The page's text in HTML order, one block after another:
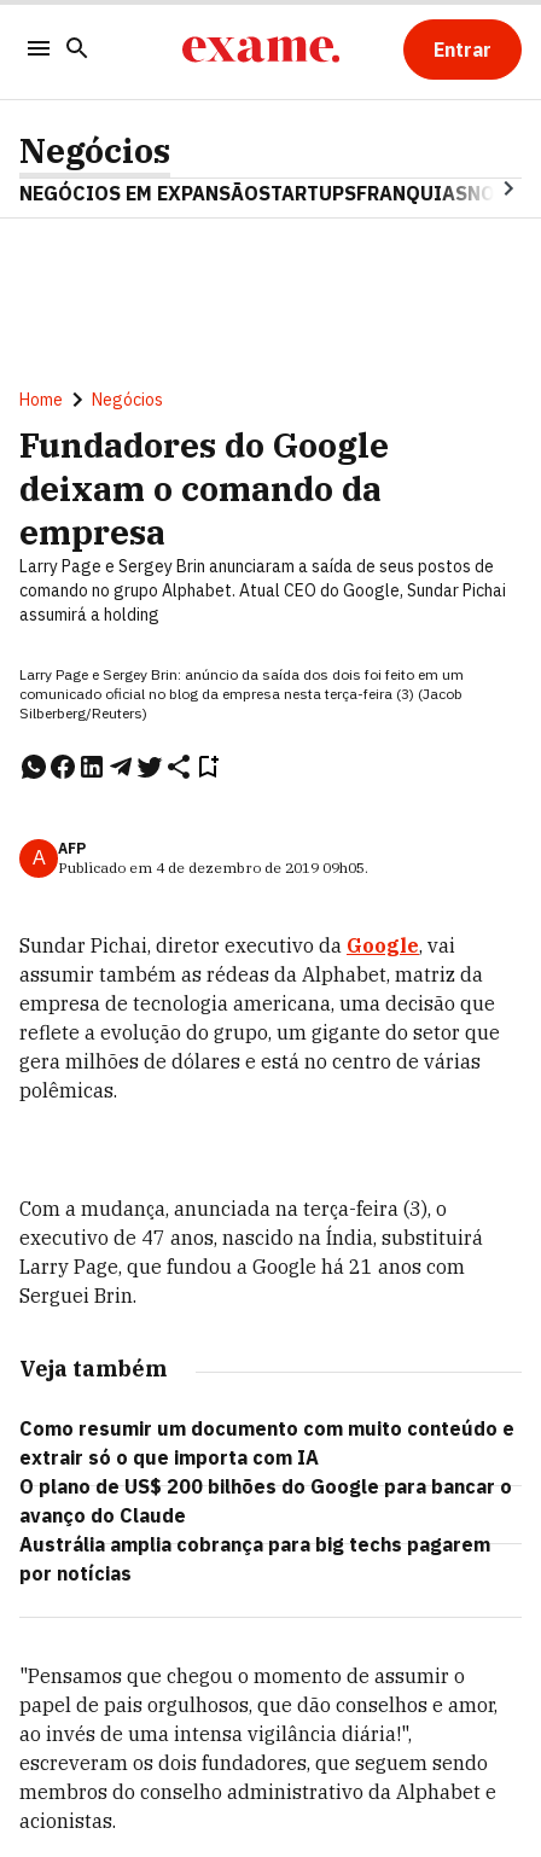
Entrar
Negócios
NEGÓCIOS EM EXPANSÃOSTARTUPSFRANQUIAS
Home Negócios
Fundadores do Google
deixam o comando da
empresa
Larry Page e Sergey Brin anunciaram a saída de seus postos de
comando no grupo Alphabet. Atual CEO do Google, Sundar Pichai
assumirá a holding
Larry Page e Sergey Brin: anúncio da saída dos dois foi feito em um
comunicado oficial no blog da empresa nesta terça-feira (3) (Jacob
Silberberg/Reuters)
A
AFP
Publicado em 4 de dezembro de 2019 09h05.
Sundar Pichai, diretor executivo da Google, vai
assumir também as rédeas da Alphabet, matriz da
empresa de tecnologia americana, uma decisão que
reflete a evolução do grupo, um gigante do setor que
gera milhões de dólares e está no centro de várias
polêmicas.
Com a mudança, anunciada na terça-feira (3), o
executivo de 47 anos, nascido na Índia, substituirá
Larry Page, que fundou a Google há 21 anos com
Serguei Brin.
Veja também
Como resumir um documento com muito conteúdo e
extrair só o que importa com IA
O plano de US$ 200 bilhões do Google para bancar o
avanço do Claude
Austrália amplia cobrança para big techs pagarem
por notícias
"Pensamos que chegou o momento de assumir o
papel de pais orgulhosos, que dão conselhos e amor,
ao invés de uma intensa vigilância diária!",
escreveram os dois fundadores, que seguem sendo
membros do conselho administrativo da Alphabet e
acionistas.